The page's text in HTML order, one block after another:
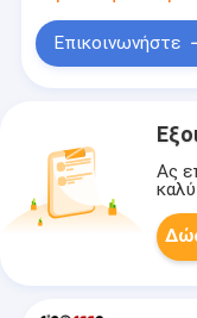
Επικοινωνήστε
Ας